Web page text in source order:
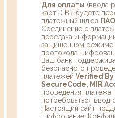
Для оплаты (ввода
карты) Вы будете
платежный шлюз
Соединение с
передача
защищенном режиме
протокола
Ваш банк
безопасного
платежей Verified By
SecureCode, MIR
проведения платежа
потребоваться ввод
Настоящий сайт
шифрование.